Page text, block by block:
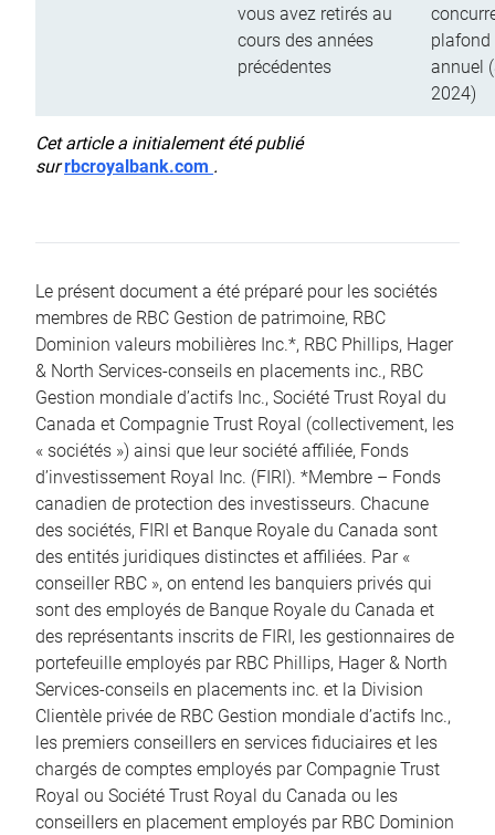
vous avez retirés au
cours des années
précédentes
annuel
2024)
Cet article a initialement été publié
surrbcroyalbank.com .
Le présent document a été préparé pour les sociétés
membres de RBC Gestion de patrimoine, RBC
Dominion valeurs mobilières Inc.*, RBC Phillips, Hager
& North Services-conseils en placements inc., RBC
Gestion mondiale d’actifs Inc., Société Trust Royal du
Canada et Compagnie Trust Royal (collectivement, les
« sociétés ») ainsi que leur société affiliée, Fonds
d’investissement Royal Inc. (FIRI). *Membre – Fonds
canadien de protection des investisseurs. Chacune
des sociétés, FIRI et Banque Royale du Canada sont
des entités juridiques distinctes et affiliées. Par «
conseiller RBC », on entend les banquiers privés qui
sont des employés de Banque Royale du Canada et
des représentants inscrits de FIRI, les gestionnaires de
portefeuille employés par RBC Phillips, Hager & North
Services-conseils en placements inc. et la Division
Clientèle privée de RBC Gestion mondiale d’actifs Inc.,
les premiers conseillers en services fiduciaires et les
chargés de comptes employés par Compagnie Trust
Royal ou Société Trust Royal du Canada ou les
conseillers en placement employés par RBC Dominion